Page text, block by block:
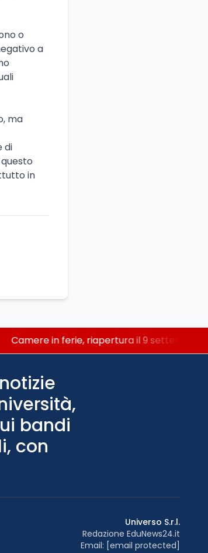
o
a
ma
di
in
Camere in ferie, riapertura il 9 settembre
bandi
con
Universo S.r.l.
Redazione EduNews24.it
Email: [email protected]